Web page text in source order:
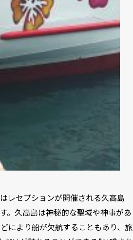
レセプションが開催される久高島
。久高島は神秘的な聖域や神事があ
により船が欠航することもあり、旅